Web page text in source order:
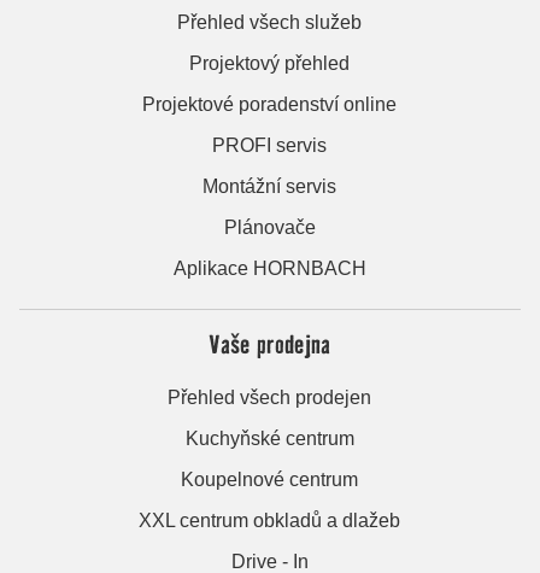
Přehled všech služeb
Projektový přehled
Projektové poradenství online
PROFI servis
Montážní servis
Plánovače
Aplikace HORNBACH
Vaše prodejna
Přehled všech prodejen
Kuchyňské centrum
Koupelnové centrum
XXL centrum obkladů a dlažeb
Drive - In